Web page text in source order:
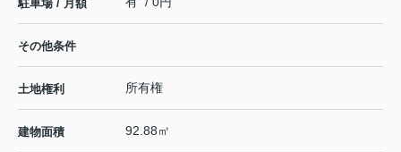
駐車場 / 月額
その他条件
土地権利 所有権
建物面積 92.88㎡